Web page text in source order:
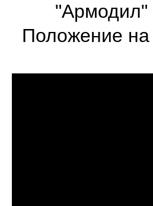
"Армодил"
Положение